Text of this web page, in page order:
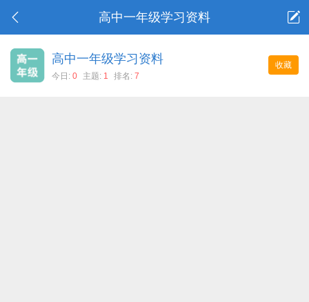
高中一年级学习资料
收藏
高中一年级学习资料
今日: 0 主题: 1 排名: 7